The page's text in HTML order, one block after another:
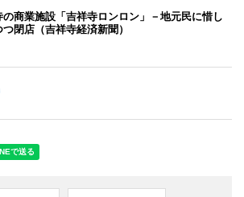
の商業施設「吉祥寺ロンロン」－地元民に惜し
つ閉店（吉祥寺経済新聞）